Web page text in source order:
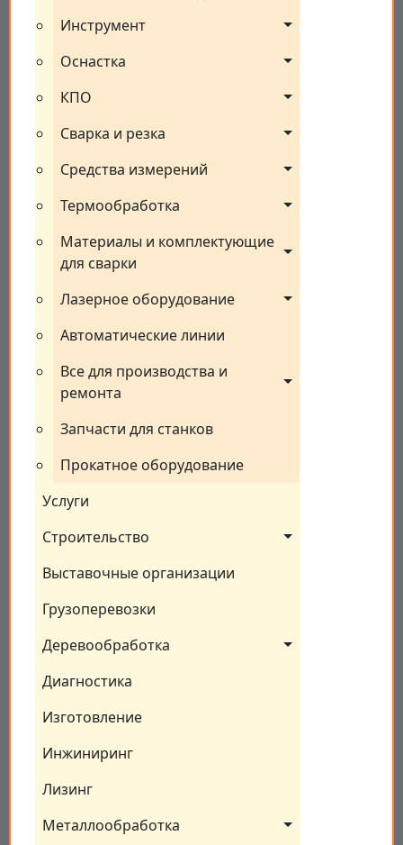
Инструмент
Оснастка
КПО
Сварка и резка
Средства измерений
Термообработка
Материалы и комплектующие
для сварки
Лазерное оборудование
Автоматические линии
Все для производства и
ремонта
Запчасти для станков
Прокатное оборудование
Услуги
Строительство
Выставочные организации
Грузоперевозки
Деревообработка
Диагностика
Изготовление
Инжиниринг
Лизинг
Металлообработка